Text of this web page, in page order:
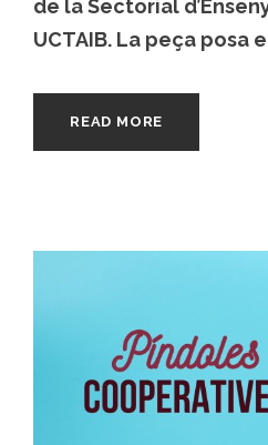
de la Sectorial
UCTAIB. La peça posa
READ MORE